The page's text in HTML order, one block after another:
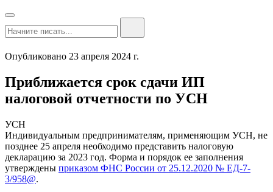
Опубликовано 23 апреля 2024 г.
Приближается срок сдачи ИП
налоговой отчетности по УСН
УСН
Индивидуальным предпринимателям, применяющим УСН, не
позднее 25 апреля необходимо представить налоговую
декларацию за 2023 год. Форма и порядок ее заполнения
утверждены приказом ФНС России от 25.12.2020 № ЕД-7-
3/958@.